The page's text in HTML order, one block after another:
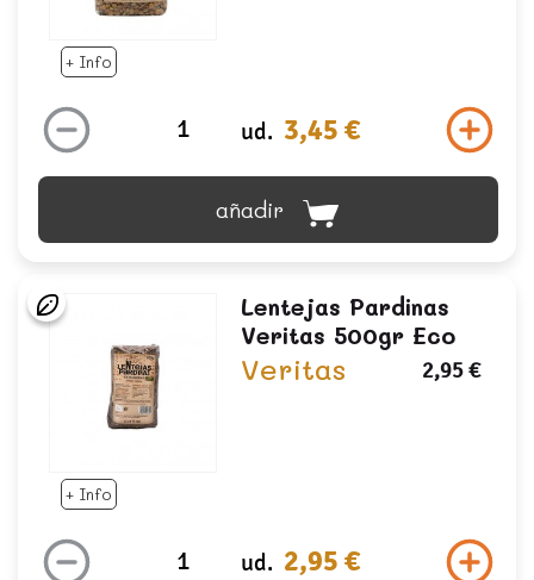
+ Info
ud. 3,45 €
añadir
+ Info
Lentejas Pardinas
Veritas 500gr Eco
Veritas 2,95 €
ud. 2,95 €